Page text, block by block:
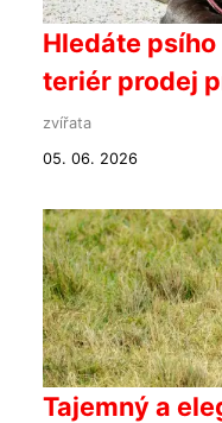
Hledáte
teriér prodej
zvířata
05. 06. 2026
Tajemný a